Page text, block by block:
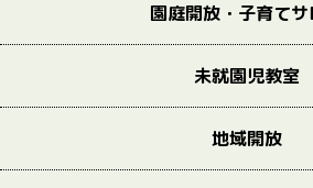
園庭開放・子育てサ
未就園児教室
地域開放